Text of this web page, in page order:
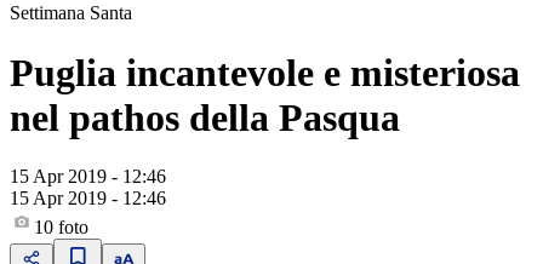
Settimana Santa
Puglia incantevole e misteriosa
nel pathos della Pasqua
15 Apr 2019 - 12:46
15 Apr 2019 - 12:46
10 foto